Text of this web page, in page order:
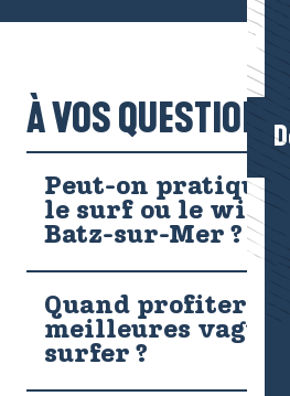
À VOS
Peut-on pratiquer
le surf ou le wing
Batz-sur-Mer ?
Quand profiter
meilleures vagues
surfer ?